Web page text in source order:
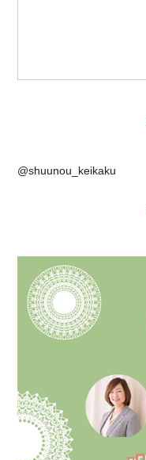
@shuunou_keikaku